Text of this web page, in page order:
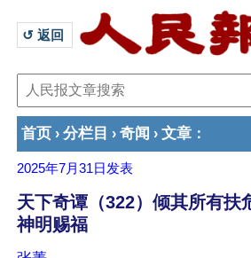
↺ 返回
首页 › 分栏目 › 奇闻 › 文章 ：
2025年7月31日 发表
天下奇谭（322）倾其所有扶
神明赐福